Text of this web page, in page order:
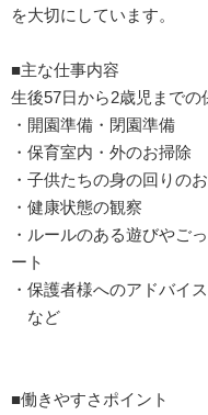
を大切にしています。
■主な仕事内容
生後57日から2歳児までの
・開園準備・閉園準備
・保育室内・外のお掃除
・子供たちの身の回りの
・健康状態の観察
・ルールのある遊びやご
ート
・保護者様へのアドバイ
など
■働きやすさポイント